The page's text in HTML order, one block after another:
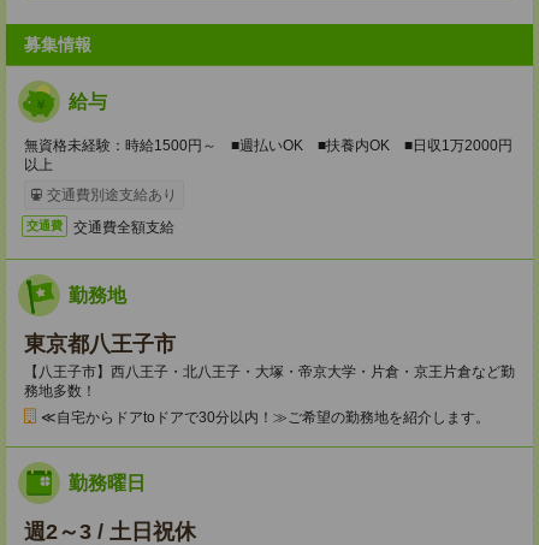
募集情報
給与
無資格未経験：時給1500円～ ■週払いOK ■扶養内OK ■日収1万2000円
以上
交通費別途支給あり
交通費 交通費全額支給
勤務地
東京都八王子市
【八王子市】西八王子・北八王子・大塚・帝京大学・片倉・京王片倉など勤
務地多数！
≪自宅からドアtoドアで30分以内！≫ご希望の勤務地を紹介します。
勤務曜日
週2～3 / 土日祝休